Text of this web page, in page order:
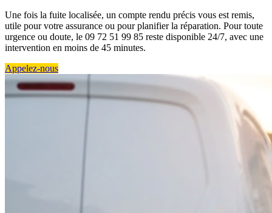
Une fois la fuite localisée, un compte rendu précis vous est remis,
utile pour votre assurance ou pour planifier la réparation. Pour toute
urgence ou doute, le 09 72 51 99 85 reste disponible 24/7, avec une
intervention en moins de 45 minutes.
Appelez-nous